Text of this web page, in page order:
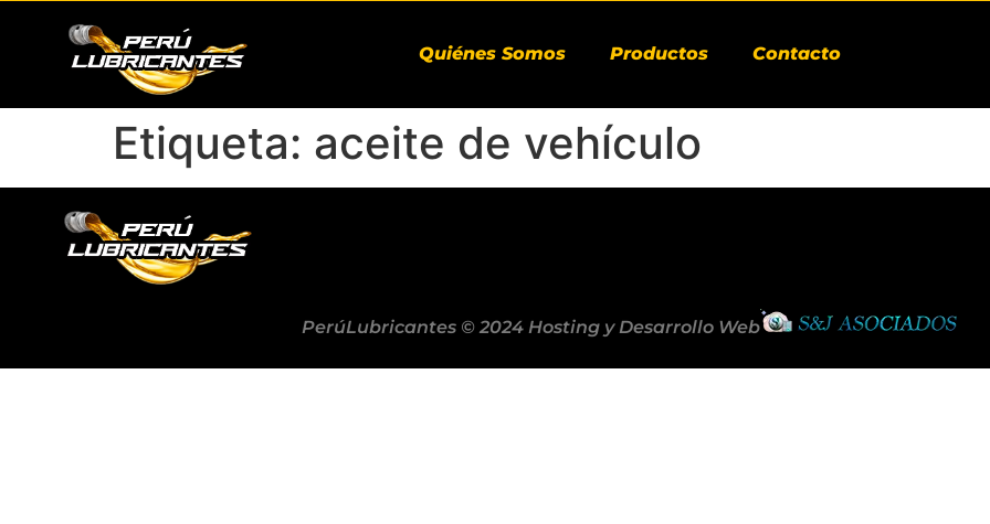
Quiénes Somos Productos Contacto
Etiqueta: aceite de vehículo
PerúLubricantes © 2024 Hosting y Desarrollo Web